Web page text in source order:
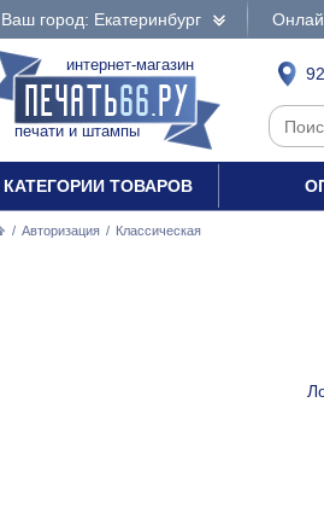
Ваш город: Екатеринбург
интернет-магазин
печати и штампы
КАТЕГОРИИ ТОВАРОВ
/ Авторизация / Классическая